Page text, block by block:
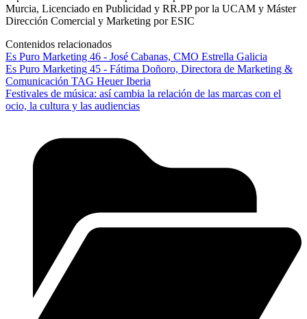
Murcia, Licenciado en Publicidad y RR.PP por la UCAM y Máster
Dirección Comercial y Marketing por ESIC
Contenidos relacionados
Es Puro Marketing 46 - José Cabanas, CMO Estrella Galicia
Es Puro Marketing 45 - Fátima Doñoro, Directora de Marketing &
Comunicación TAG Heuer Iberia
Festivales de música: así cambia la relación de las marcas con el
ocio, la cultura y las audiencias